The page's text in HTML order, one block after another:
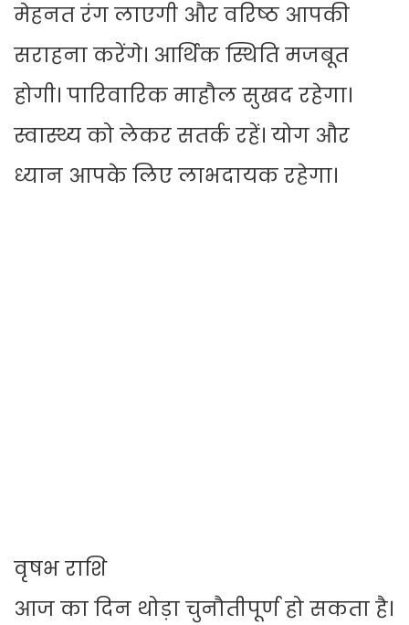
मेहनत रंग लाएगी और वरिष्ठ आपकी
सराहना करेंगे। आर्थिक स्थिति मजबूत
होगी। पारिवारिक माहौल सुखद रहेगा।
स्वास्थ्य को लेकर सतर्क रहें। योग और
ध्यान आपके लिए लाभदायक रहेगा।
वृषभ राशि
आज का दिन थोड़ा चुनौतीपूर्ण हो सकता है।